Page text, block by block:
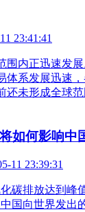
23:41:41
围内正迅速发
体系发展迅速
还未形成全球
如何影响中
11 23:39:31
碳排放达到峰
国向世界发出